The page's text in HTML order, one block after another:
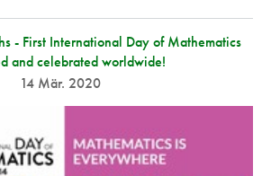
- First International Day of Mathematics
and celebrated worldwide!
14 Mär. 2020